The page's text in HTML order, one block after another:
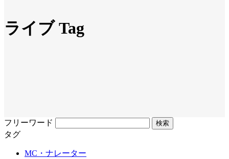
ライブ Tag
フリーワード
タグ
MC・ナレーター